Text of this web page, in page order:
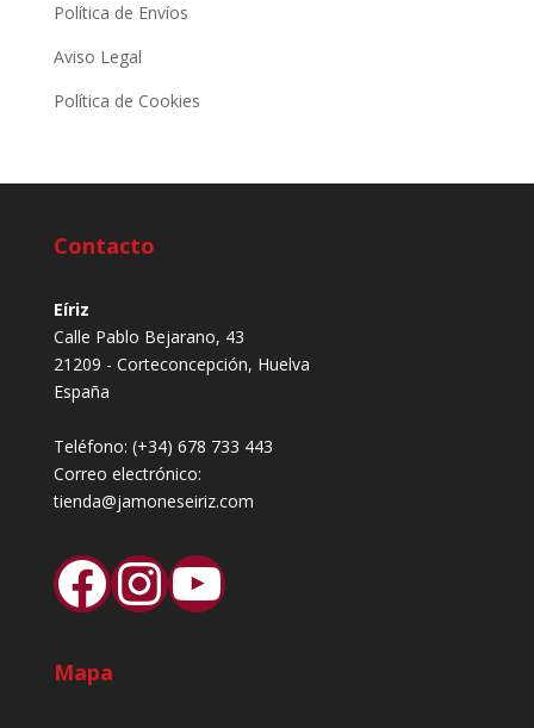
Política de Envíos
Aviso Legal
Política de Cookies
Contacto
Eíriz
Calle Pablo Bejarano, 43
21209 - Corteconcepción, Huelva
España
Teléfono: (+34) 678 733 443
Correo electrónico:
tienda@jamoneseiriz.com
Facebook
Instagram
YouTube
Mapa